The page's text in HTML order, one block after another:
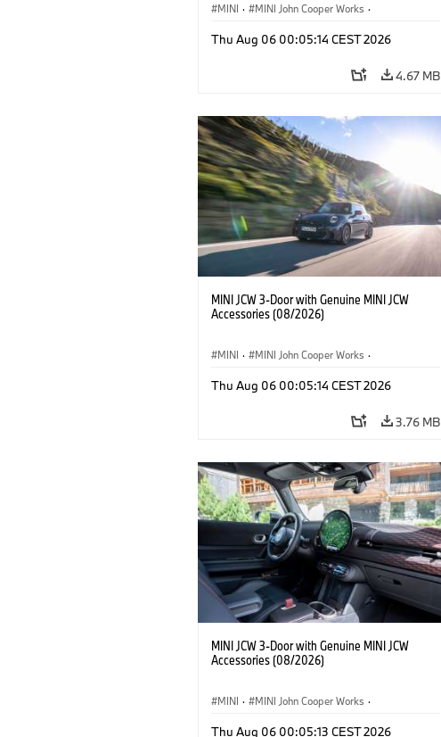
MINI · MINI John Cooper Works ·
Optional Extras, Accessories
Thu Aug 06 00:05:14 CEST 2026
4.67 MB
MINI JCW 3-Door with Genuine MINI JCW
Accessories (08/2026)
MINI · MINI John Cooper Works ·
Optional Extras, Accessories
Thu Aug 06 00:05:14 CEST 2026
3.76 MB
MINI JCW 3-Door with Genuine MINI JCW
Accessories (08/2026)
MINI · MINI John Cooper Works ·
Thu Aug 06 00:05:13 CEST 2026